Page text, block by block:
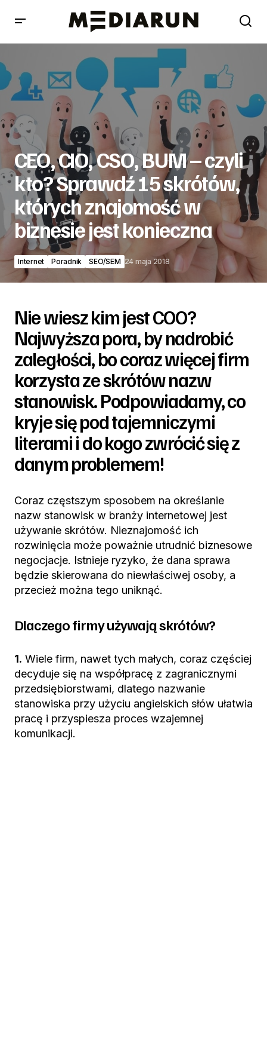
CEO, CIO, CSO, BUM – czyli kto? Sprawdź 15 skrótów,
których znajomość w biznesie jest konieczna
CEO, CIO, CSO, BUM – czyli
kto? Sprawdź 15 skrótów,
których znajomość w
biznesie jest konieczna
Internet Poradnik SEO/SEM 24 maja 2018
Nie wiesz kim jest COO?
Najwyższa pora, by nadrobić
zaległości, bo coraz więcej firm
korzysta ze skrótów nazw
stanowisk. Podpowiadamy, co
kryje się pod tajemniczymi
literami i do kogo zwrócić się z
danym problemem!
Coraz częstszym sposobem na określanie
nazw stanowisk w branży internetowej jest
używanie skrótów. Nieznajomość ich
rozwinięcia może poważnie utrudnić biznesowe
negocjacje. Istnieje ryzyko, że dana sprawa
będzie skierowana do niewłaściwej osoby, a
przecież można tego uniknąć.
Dlaczego firmy używają skrótów?
1. Wiele firm, nawet tych małych, coraz częściej
decyduje się na współpracę z zagranicznymi
przedsiębiorstwami, dlatego nazwanie
stanowiska przy użyciu angielskich słów ułatwia
pracę i przyspiesza proces wzajemnej
komunikacji.